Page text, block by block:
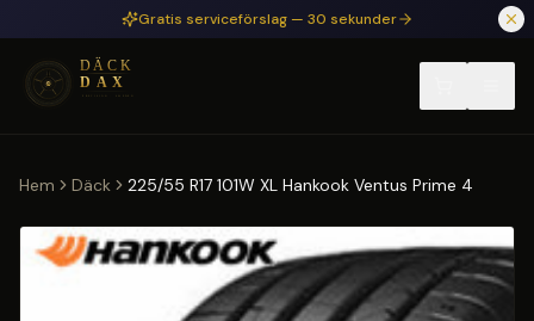
Hoppa till huvudinnehållGratis serviceförslag — 30 sekunder
Hem Däck 225/55 R17 101W XL Hankook Ventus Prime 4